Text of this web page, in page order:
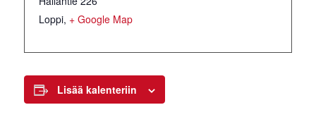
Loppi, + Google Map
Lisää kalenteriin